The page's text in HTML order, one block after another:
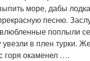
море, дабы
песню.
влюбленные поплыли
в плен турки.
горя окаменел ….